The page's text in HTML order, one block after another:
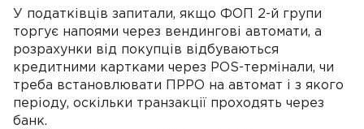
У податківців запитали, якщо ФОП 2-й групи
торгує напоями через вендингові автомати, а
розрахунки від покупців відбуваються
кредитними картками через POS-термінали, чи
треба встановлювати ПРРО на автомат і з якого
періоду, оскільки транзакції проходять через
банк.